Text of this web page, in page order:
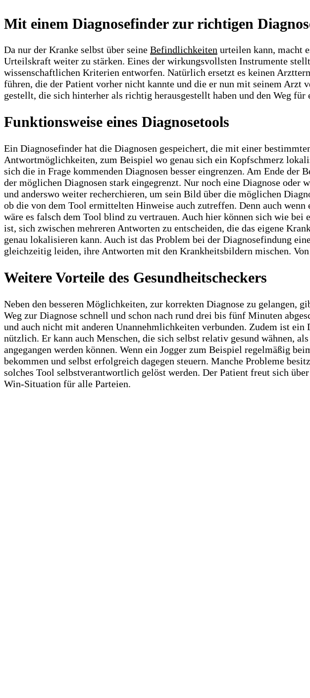
Mit einem Diagnosefinder zur richtigen
Da nur der Kranke selbst über seine Befindlichkeiten urteilen kann, macht
Urteilskraft weiter zu stärken. Eines der wirkungsvollsten Instrumente
wissenschaftlichen Kriterien entworfen. Natürlich ersetzt es keinen
führen, die der Patient vorher nicht kannte und die er nun mit seinem Arzt
gestellt, die sich hinterher als richtig herausgestellt haben und den Weg für
Funktionsweise eines Diagnosetools
Ein Diagnosefinder hat die Diagnosen gespeichert, die mit einer
Antwortmöglichkeiten, zum Beispiel wo genau sich ein Kopfschmerz
sich die in Frage kommenden Diagnosen besser eingrenzen. Am Ende
der möglichen Diagnosen stark eingegrenzt. Nur noch eine Diagnose
und anderswo weiter recherchieren, um sein Bild über die möglichen
ob die von dem Tool ermittelten Hinweise auch zutreffen. Denn auch
wäre es falsch dem Tool blind zu vertrauen. Auch hier können sich wie
ist, sich zwischen mehreren Antworten zu entscheiden, die das eigene
genau lokalisieren kann. Auch ist das Problem bei der Diagnosefindung
gleichzeitig leiden, ihre Antworten mit den Krankheitsbildern mischen.
Weitere Vorteile des Gesundheitscheckers
Neben den besseren Möglichkeiten, zur korrekten Diagnose zu gelangen,
Weg zur Diagnose schnell und schon nach rund drei bis fünf Minuten
und auch nicht mit anderen Unannehmlichkeiten verbunden. Zudem ist
nützlich. Er kann auch Menschen, die sich selbst relativ gesund wähnen,
angegangen werden können. Wenn ein Jogger zum Beispiel regelmäßig
bekommen und selbst erfolgreich dagegen steuern. Manche Probleme
solches Tool selbstverantwortlich gelöst werden. Der Patient freut sich
Win-Situation für alle Parteien.